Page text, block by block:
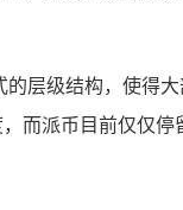
层级结构，使得
而派币目前仅仅